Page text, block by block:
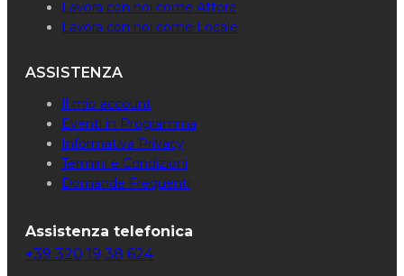
Lavora con noi come Attore
Lavora con noi come Locale
ASSISTENZA
Il mio account
Eventi in Programma
Informativa Privacy
Termini e Condizioni
Domande Frequenti
Assistenza telefonica
+39 320 19 38 624